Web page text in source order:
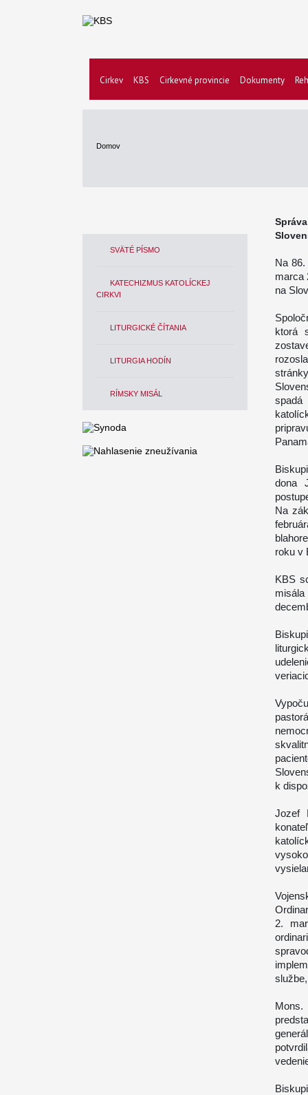
Cirkev KBS Cirkevné provincie Dokumenty
Domov
SVÄTÉ PÍSMO
KATECHIZMUS KATOLÍCKEJ
CIRKVI
LITURGICKÉ ČÍTANIA
LITURGIA HODÍN
RÍMSKY MISÁL
Na
marca
na
ktorá
spadá
dona
Na
roku v
KBS
k
Jozef
2.